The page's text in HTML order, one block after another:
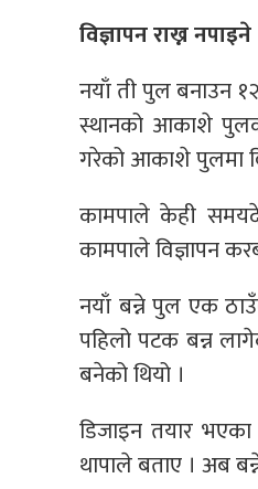
विज्ञापन राख्न नपाइने
नयाँ ती पुल बनाउन
स्थानको आकाशे
गरेको आकाशे पुलमा
कामपाले केही
कामपाले विज्ञापन
नयाँ बन्ने पुल एक
पहिलो पटक बन्न
बनेको थियो ।
डिजाइन तयार भएका
थापाले बताए । अब